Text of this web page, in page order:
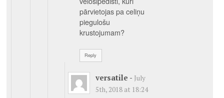
pārvietojas pa celiņu
piegulošu
krustojumam?
Reply
versatile - July
5th, 2018 at 18:24